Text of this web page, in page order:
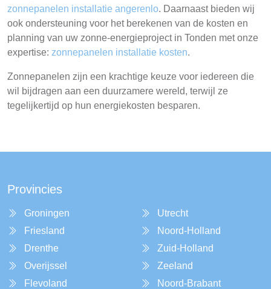
zonnepanelen installatie angerenlo. Daarnaast bieden wij
ook ondersteuning voor het berekenen van de kosten en
planning van uw zonne-energieproject in Tonden met onze
expertise: zonnepanelen installatie kosten.
Zonnepanelen zijn een krachtige keuze voor iedereen die
wil bijdragen aan een duurzamere wereld, terwijl ze
tegelijkertijd op hun energiekosten besparen.
Provincies
Groningen
Friesland
Drenthe
Overijssel
Flevoland
Utrecht
Noord-Holland
Zuid-Holland
Zeeland
Noord-Brabant